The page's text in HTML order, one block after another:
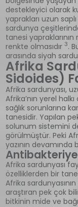
destekleyici olarak
yaprakları uzun
sardunya
tanesi yapraklarının
renkte olmasıdır 3.
arasında siyah
Afrika
Sidoides)
Afrika sardunyası,
Afrika’nın yerel
sağlık sorunlarına
tanesidir. Yapılan
solunum sistemini
görülmüştür. Peki
yazının devamında
Afrika sardunyası
özelliklerden bir
Afrika
araştıran pek çok
bitkinin mide ve